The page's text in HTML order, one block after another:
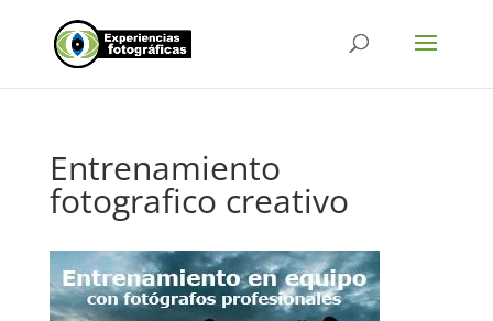
Entrenamiento
fotografico creativo